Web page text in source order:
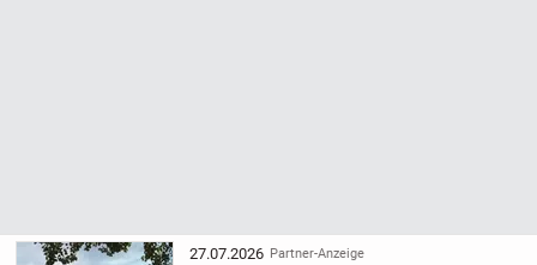
27.07.2026 Partner-Anzeige